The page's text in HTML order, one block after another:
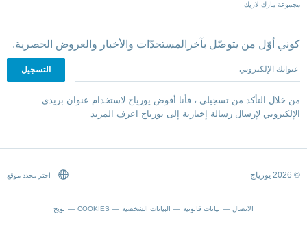
مجموعة مارك لاريك
كوني أوّل من يتوصّل بآخرالمستجدّات والأخبار والعروض الحصرية.
عنوانك الإلكتروني
من خلال التأكد من تسجيلي ، فأنا أفوض يورياج لاستخدام عنوان بريدي
الإلكتروني لإرسال رسالة إخبارية إلى يورياج
اعرف المزيد
© 2026 يورياج
الاتصال بيانات قانونية البيانات الشخصية COOKIES بويج
اختر محدد موقع